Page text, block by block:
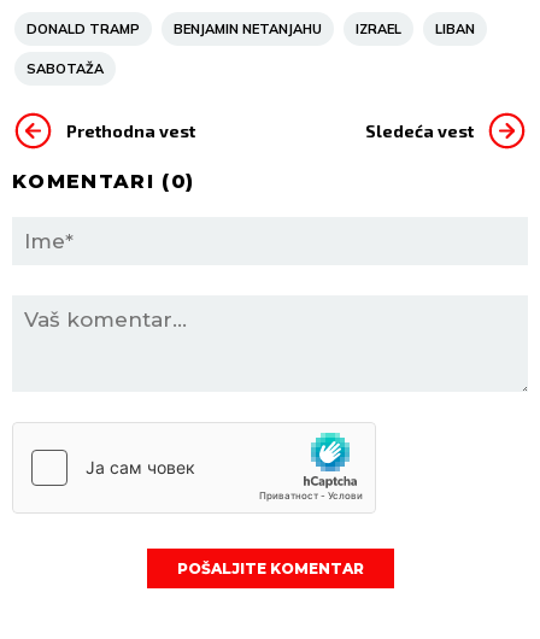
DONALD TRAMP BENJAMIN NETANJAHU IZRAEL LIBAN
SABOTAŽA
Prethodna vest Sledeća vest
KOMENTARI (0)
POŠALJITE KOMENTAR